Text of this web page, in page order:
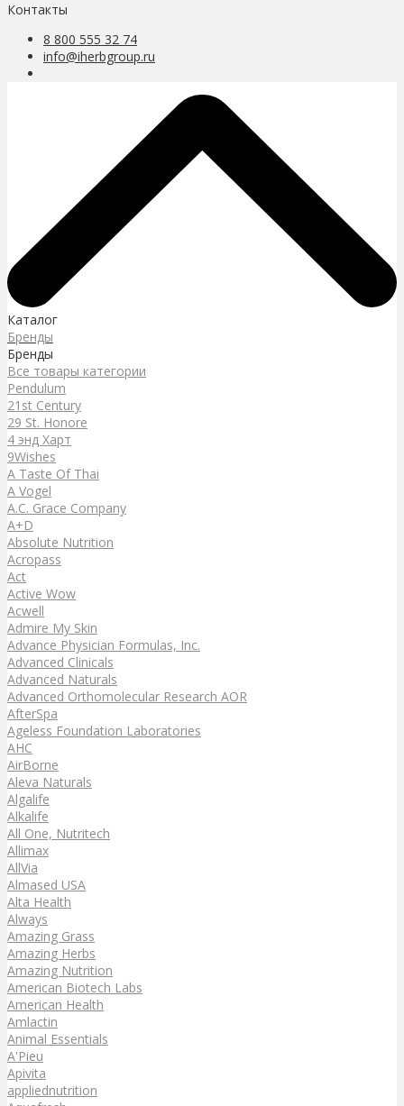
Контакты
8 800 555 32 74
info@iherbgroup.ru
Каталог
Бренды
Бренды
Все товары категории
Pendulum
21st Century
29 St. Honore
4 энд Харт
9Wishes
A Taste Of Thai
A Vogel
A.C. Grace Company
A+D
Absolute Nutrition
Acropass
Act
Active Wow
Acwell
Admire My Skin
Advance Physician Formulas, Inc.
Advanced Clinicals
Advanced Naturals
Advanced Orthomolecular Research AOR
AfterSpa
Ageless Foundation Laboratories
AHC
AirBorne
Aleva Naturals
Algalife
Alkalife
All One, Nutritech
Allimax
AllVia
Almased USA
Alta Health
Always
Amazing Grass
Amazing Herbs
Amazing Nutrition
American Biotech Labs
American Health
Amlactin
Animal Essentials
A'Pieu
Apivita
appliednutrition